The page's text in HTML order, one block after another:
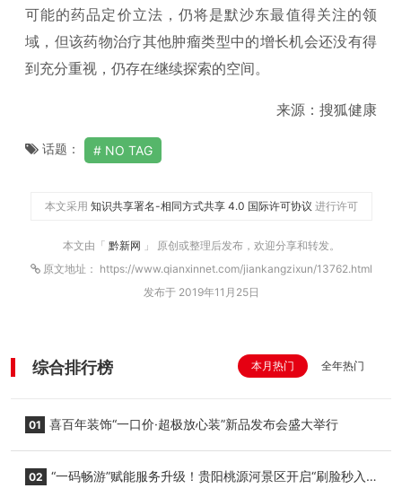
可能的药品定价立法，仍将是默沙东最值得关注的领
域，但该药物治疗其他肿瘤类型中的增长机会还没有得
到充分重视，仍存在继续探索的空间。
来源：搜狐健康
话题： NO TAG
本文采用 知识共享署名-相同方式共享 4.0 国际许可协议 进行许可
本文由「 黔新网 」 原创或整理后发布，欢迎分享和转发。
原文地址： https://www.qianxinnet.com/jiankangzixun/13762.html
发布于 2019年11月25日
综合排行榜 本月热门 全年热门
01 喜百年装饰“一口价·超极放心装”新品发布会盛大举行
02 “一码畅游”赋能服务升级！贵阳桃源河景区开启“刷脸秒入